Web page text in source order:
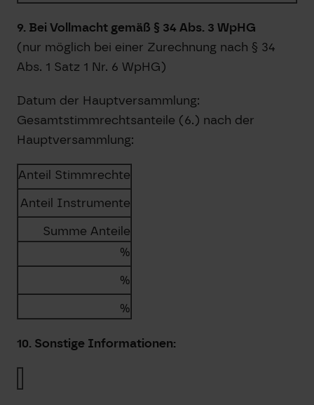
9. Bei Vollmacht gemäß § 34 Abs. 3 WpHG
(nur möglich bei einer Zurechnung nach § 34
Abs. 1 Satz 1 Nr. 6 WpHG)
Datum der Hauptversammlung:
Gesamtstimmrechtsanteile (6.) nach der
Hauptversammlung:
Anteil Stimmrechte
Anteil Instrumente
Summe Anteile
%
%
%
10. Sonstige Informationen: